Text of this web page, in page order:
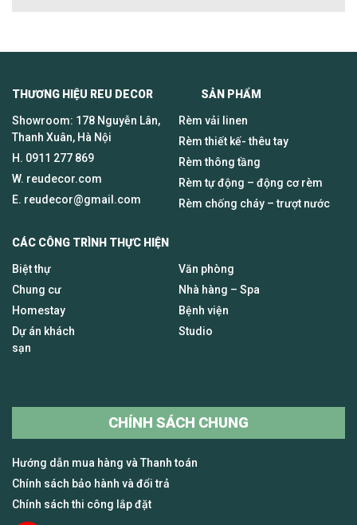
THƯƠNG HIỆU REU DECOR SẢN PHẨM
Showroom: 178 Nguyễn Lân,
Thanh Xuân, Hà Nội
H. 0911 277 869
W. reudecor.com
E. reudecor@gmail.com
Rèm vải linen
Rèm thiết kế- thêu tay
Rèm thông tầng
Rèm tự động – động cơ rèm
Rèm chống cháy – trượt nước
CÁC CÔNG TRÌNH THỰC HIỆN
Biệt thự
Chung cư
Homestay
Dự án khách
sạn
Văn phòng
Nhà hàng – Spa
Bệnh viện
Studio
CHÍNH SÁCH CHUNG
Hướng dẫn mua hàng và Thanh toán
Chính sách bảo hành và đổi trả
Chính sách thi công lắp đặt